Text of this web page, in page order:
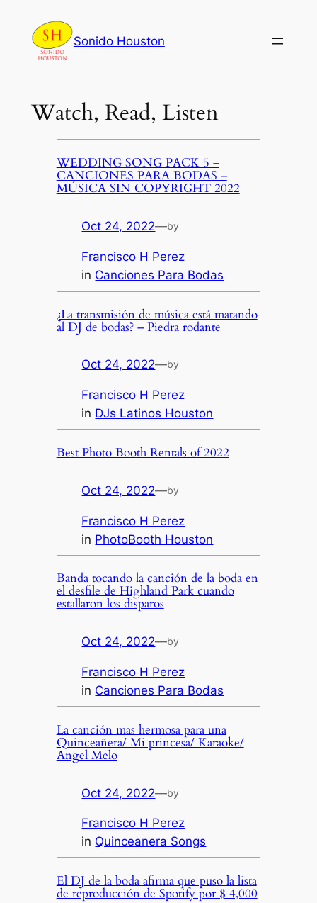
content
Sonido Houston
Watch, Read, Listen
WEDDING SONG PACK 5 –
CANCIONES PARA BODAS –
MÚSICA SIN COPYRIGHT 2022
Oct 24, 2022—by
Francisco H Perez
in Canciones Para Bodas
¿La transmisión de música está matando
al DJ de bodas? – Piedra rodante
Oct 24, 2022—by
Francisco H Perez
in DJs Latinos Houston
Best Photo Booth Rentals of 2022
Oct 24, 2022—by
Francisco H Perez
in PhotoBooth Houston
Banda tocando la canción de la boda en
el desfile de Highland Park cuando
estallaron los disparos
Oct 24, 2022—by
Francisco H Perez
in Canciones Para Bodas
La canción mas hermosa para una
Quinceañera/ Mi princesa/ Karaoke/
Angel Melo
Oct 24, 2022—by
Francisco H Perez
in Quinceanera Songs
El DJ de la boda afirma que puso la lista
de reproducción de Spotify por $ 4,000